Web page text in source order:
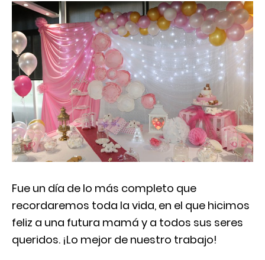
Fue un día de lo más completo que
recordaremos toda la vida, en el que hicimos
feliz a una futura mamá y a todos sus seres
queridos. ¡Lo mejor de nuestro trabajo!